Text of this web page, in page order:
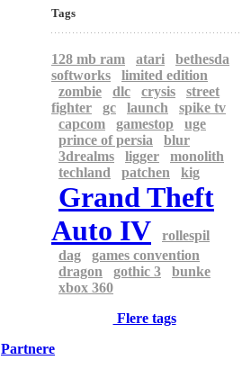
Tags
128 mb ram atari
bethesda
softworks
limited edition
zombie
dlc crysis
street
fighter
gc launch
spike tv
capcom
gamestop
uge
prince of persia
blur
3drealms
ligger
monolith
techland
patchen kig
Grand Theft
Auto IV
rollespil
dag
games convention
dragon
gothic 3
bunke
xbox 360
Flere tags
Partnere